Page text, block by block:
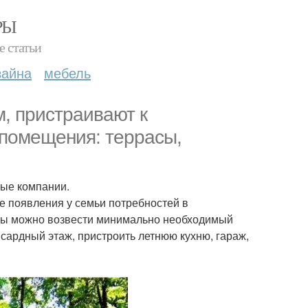
статьи
мебель
пристраивают к
террасы,
компании.
появления у семьи потребностей в
можно возвести минимально необходимый
этаж, пристроить летнюю кухню, гараж,